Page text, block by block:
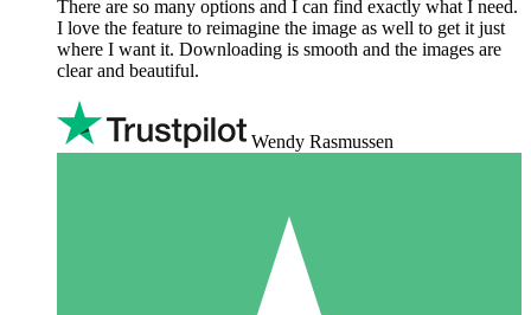
There are so many options and I can find exactly what I need.
I love the feature to reimagine the image as well to get it just
where I want it. Downloading is smooth and the images are
clear and beautiful.
Wendy Rasmussen